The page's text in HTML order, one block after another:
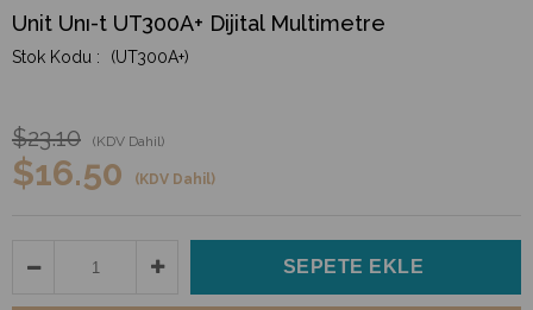
Unit Unı-t UT300A+ Dijital Multimetre
(UT300A+)
$23.10 (KDV Dahil)
$16.50 (KDV Dahil)